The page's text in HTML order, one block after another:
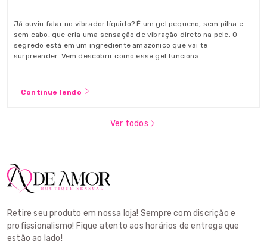
Já ouviu falar no vibrador líquido? É um gel pequeno, sem pilha e
sem cabo, que cria uma sensação de vibração direto na pele. O
segredo está em um ingrediente amazônico que vai te
surpreender. Vem descobrir como esse gel funciona.
Continue lendo
Ver todos
Retire seu produto em nossa loja! Sempre com discrição e
profissionalismo! Fique atento aos horários de entrega que
estão ao lado!